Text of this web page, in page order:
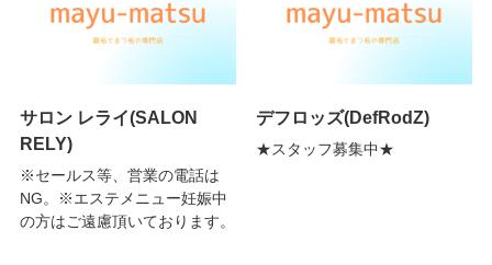
サロン レライ(SALON
RELY)
※セールス等、営業の電話は
NG。※エステメニュー妊娠中
の方はご遠慮頂いております。
デフロッズ(DefRodZ)
★スタッフ募集中★